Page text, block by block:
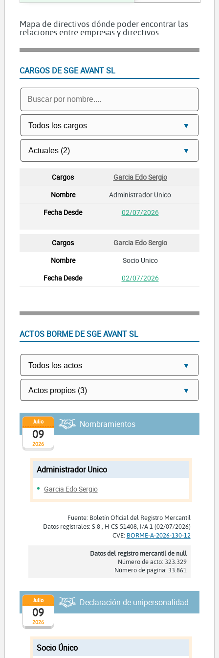
Mapa de directivos dónde poder encontrar las
relaciones entre empresas y directivos
CARGOS DE SGE AVANT SL
Garcia Edo Sergio
Administrador Unico
02/07/2026
Garcia Edo Sergio
Socio Unico
02/07/2026
ACTOS BORME DE SGE AVANT SL
2026
Julio
09
Nombramientos
Administrador Unico
Garcia Edo Sergio
Fuente: Boletín Oficial del Registro Mercantil
Datos registrales: S 8 , H CS 51408, I/A 1 (02/07/2026)
CVE: BORME-A-2026-130-12
Datos del registro mercantil de null
Número de acto: 323.329
Número de página: 33.861
2026
Julio
09
Declaración de unipersonalidad
Socio Único